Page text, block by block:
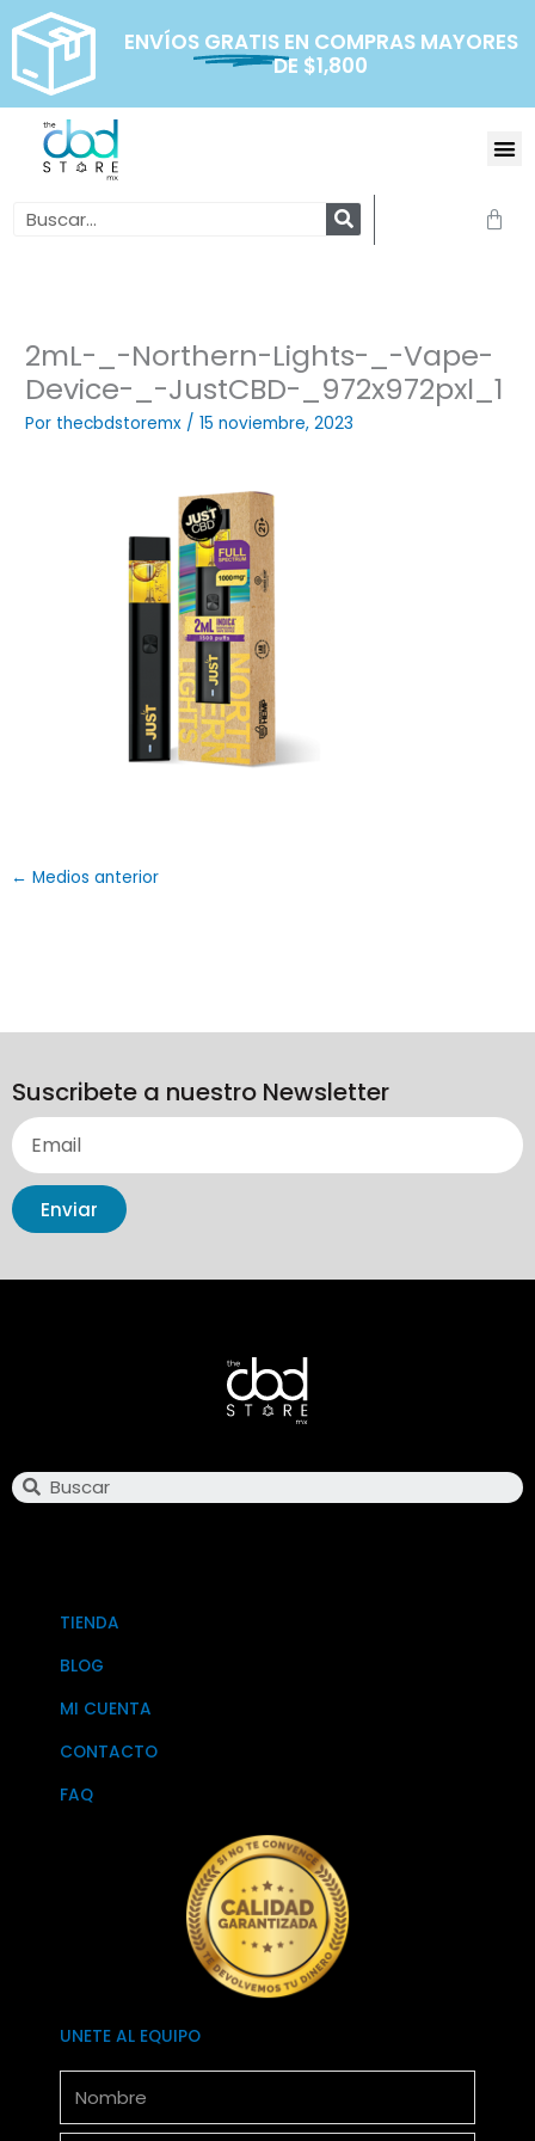
contenido
ENVÍOS GRATIS EN COMPRAS MAYORES
DE $1,800
Search
2mL-_-Northern-Lights-_-Vape-
Device-_-JustCBD-_972x972pxl_1
Por thecbdstoremx /15 noviembre, 2023
← Medios anterior
Suscribete a nuestro Newsletter
Enviar
TIENDA
BLOG
MI CUENTA
CONTACTO
FAQ
UNETE AL EQUIPO